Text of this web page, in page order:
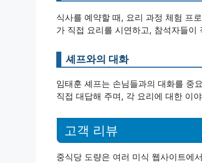
식사를 예약할 때, 요리 과정 체험 프
가 직접 요리를 시연하고, 참석자들
셰프와의 대화
임태훈 셰프는 손님들과의 대화를 중
직접 대답해 주며, 각 요리에 대한 이
고객 리뷰
중식당 도량은 여러 미식 웹사이트에